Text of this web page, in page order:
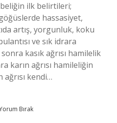
ilk belirtileri;
hassasiyet,
artış, yorgunluk, koku
ve sık idrara
kasık ağrısı hamilelik
karın ağrısı hamileliğin
kendi…
Bırak